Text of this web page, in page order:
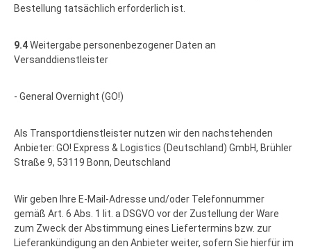
Bestellung tatsächlich erforderlich ist.
9.4Weitergabe personenbezogener Daten an
Versanddienstleister
- General Overnight (GO!)
Als Transportdienstleister nutzen wir den nachstehenden
Anbieter: GO! Express & Logistics (Deutschland) GmbH, Brühler
Straße 9, 53119 Bonn, Deutschland
Wir geben Ihre E-Mail-Adresse und/oder Telefonnummer
gemäß Art. 6 Abs. 1 lit. a DSGVO vor der Zustellung der Ware
zum Zweck der Abstimmung eines Liefertermins bzw. zur
Lieferankündigung an den Anbieter weiter, sofern Sie hierfür im